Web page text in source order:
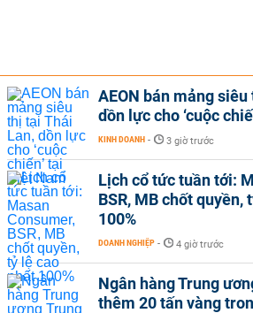
AEON bán mảng
dồn lực cho ‘cuộc
KINH DOANH - 3 giờ trước
Lịch cổ tức tuần tới:
BSR, MB chốt quyền,
100%
DOANH NGHIỆP - 4 giờ trước
Ngân hàng Trung
thêm 20 tấn vàng